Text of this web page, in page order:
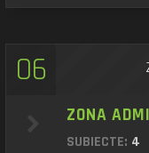
06
ZONA
SUBIECTE: 4